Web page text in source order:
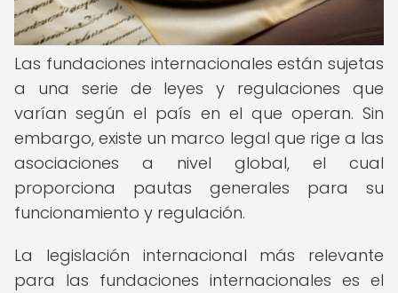
Las fundaciones internacionales están sujetas
a una serie de leyes y regulaciones que
varían según el país en el que operan. Sin
embargo, existe un marco legal que rige a las
asociaciones a nivel global, el cual
proporciona pautas generales para su
funcionamiento y regulación.
La legislación internacional más relevante
para las fundaciones internacionales es el